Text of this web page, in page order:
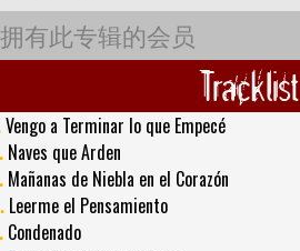
拥有此专辑的会员
Tracklist
Vengo a Terminar lo que Empecé
Naves que Arden
Mañanas de Niebla en el Corazón
Leerme el Pensamiento
Condenado